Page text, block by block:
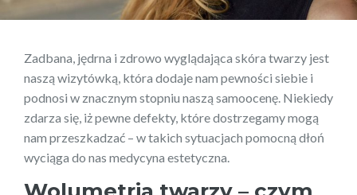
Zadbana, jędrna i zdrowo wyglądająca skóra twarzy jest
naszą wizytówką, która dodaje nam pewności siebie i
podnosi w znacznym stopniu naszą samoocenę. Niekiedy
zdarza się, iż pewne defekty, które dostrzegamy mogą
nam przeszkadzać – w takich sytuacjach pomocną dłoń
wyciąga do nas medycyna estetyczna.